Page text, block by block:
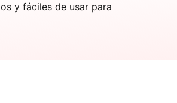
y fáciles de usar para